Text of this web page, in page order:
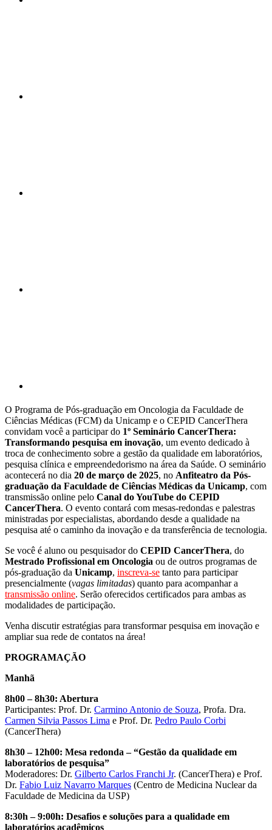
O Programa de Pós-graduação em Oncologia da Faculdade de
Ciências Médicas (FCM) da Unicamp e o CEPID CancerThera
convidam você a participar do 1º Seminário CancerThera:
Transformando pesquisa em inovação, um evento dedicado à
troca de conhecimento sobre a gestão da qualidade em laboratórios,
pesquisa clínica e empreendedorismo na área da Saúde. O seminário
acontecerá no dia 20 de março de 2025, no Anfiteatro da Pós-
graduação da Faculdade de Ciências Médicas da Unicamp, com
transmissão online pelo Canal do YouTube do CEPID
CancerThera. O evento contará com mesas-redondas e palestras
ministradas por especialistas, abordando desde a qualidade na
pesquisa até o caminho da inovação e da transferência de tecnologia.
Se você é aluno ou pesquisador do CEPID CancerThera, do
Mestrado Profissional em Oncologia ou de outros programas de
pós-graduação da Unicamp, inscreva-se tanto para participar
presencialmente (vagas limitadas) quanto para acompanhar a
transmissão online. Serão oferecidos certificados para ambas as
modalidades de participação.
Venha discutir estratégias para transformar pesquisa em inovação e
ampliar sua rede de contatos na área!
PROGRAMAÇÃO
Manhã
8h00 – 8h30: Abertura
Participantes: Prof. Dr. Carmino Antonio de Souza, Profa. Dra.
Carmen Silvia Passos Lima e Prof. Dr. Pedro Paulo Corbi
(CancerThera)
8h30– 12h00: Mesa redonda –“Gestão da qualidade em
laboratórios de pesquisa”
Moderadores: Dr. Gilberto Carlos Franchi Jr. (CancerThera) e Prof.
Dr. Fabio Luiz Navarro Marques (Centro de Medicina Nuclear da
Faculdade de Medicina da USP)
8:30h – 9:00h: Desafios e soluções para a qualidade em
laboratórios acadêmicos